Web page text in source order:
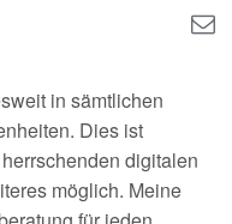
in sämtlichen
Dies ist
digitalen
möglich. Meine